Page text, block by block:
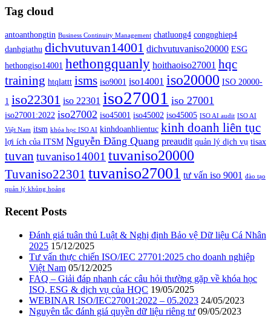
Tag cloud
antoanthongtin Business Continuity Management chatluong4 congnghiep4
danhgiathu dichvutuvan14001 dichvutuvaniso20000 ESG
hethongiso14001 hethongquanly hoithaoiso27001 hqc
training htqlattt isms iso9001 iso14001 iso20000 ISO 20000-
1 iso22301 iso 22301 iso27001 iso 27001
iso27001:2022 iso27002 iso45001 iso45002 iso45005 ISO AI audit ISO AI
Việt Nam itsm khóa học ISO AI kinhdoanhlientuc kinh doanh liên tục
lợi ích của ITSM Nguyễn Đăng Quang preaudit quản lý dịch vụ tisax
tuvan tuvaniso14001 tuvaniso20000
Tuvaniso22301 tuvaniso27001 tư vấn iso 9001
đào tạo
quản lý khủng hoảng
Recent Posts
Đánh giá tuân thủ Luật & Nghị định Bảo vệ Dữ liệu Cá Nhân
2025 15/12/2025
Tư vấn thực chiến ISO/IEC 27701:2025 cho doanh nghiệp
Việt Nam 05/12/2025
FAQ – Giải đáp nhanh các câu hỏi thường gặp về khóa học
ISO, ESG & dịch vụ của HQC 19/05/2025
WEBINAR ISO/IEC27001:2022 – 05.2023 24/05/2023
Nguyên tắc đánh giá quyền dữ liệu riêng tư 09/05/2023